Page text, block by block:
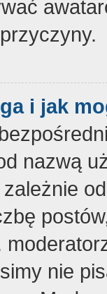
i jak
nazwą
nie